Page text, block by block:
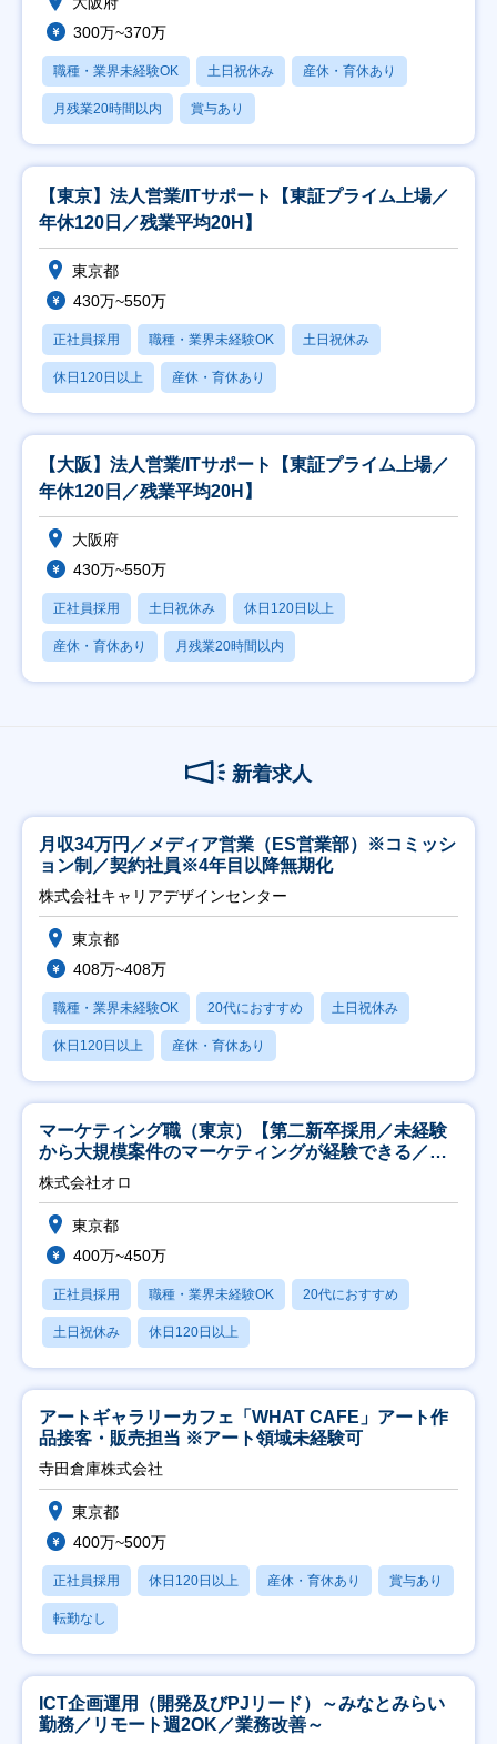
300万~370万
職種・業界未経験OK 土日祝休み 産休・育休あり
月残業20時間以内 賞与あり
【東京】法人営業/ITサポート【東証プライム上場／
年休120日／残業平均20H】
東京都
430万~550万
正社員採用 職種・業界未経験OK 土日祝休み
休日120日以上 産休・育休あり
【大阪】法人営業/ITサポート【東証プライム上場／
年休120日／残業平均20H】
大阪府
430万~550万
正社員採用 土日祝休み 休日120日以上
産休・育休あり 月残業20時間以内
新着求人
月収34万円／メディア営業（ES営業部）※コミッシ
ョン制／契約社員※4年目以降無期化
株式会社キャリアデザインセンター
東京都
408万~408万
職種・業界未経験OK 20代におすすめ 土日祝休み
休日120日以上 産休・育休あり
マーケティング職（東京）【第二新卒採用／未経験
から大規模案件のマーケティングが経験できる／研
修充実】
株式会社オロ
東京都
400万~450万
正社員採用 職種・業界未経験OK 20代におすすめ
土日祝休み 休日120日以上
アートギャラリーカフェ「WHAT CAFE」アート作
品接客・販売担当 ※アート領域未経験可
寺田倉庫株式会社
東京都
400万~500万
正社員採用 休日120日以上 産休・育休あり 賞与あり
転勤なし
ICT企画運用（開発及びPJリード）～みなとみらい
勤務／リモート週2OK／業務改善～